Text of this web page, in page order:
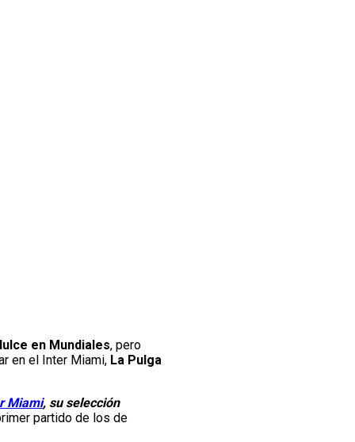
en Mundiales, pero
en el Inter Miami, La Pulga
Miami, su selección
partido de los de